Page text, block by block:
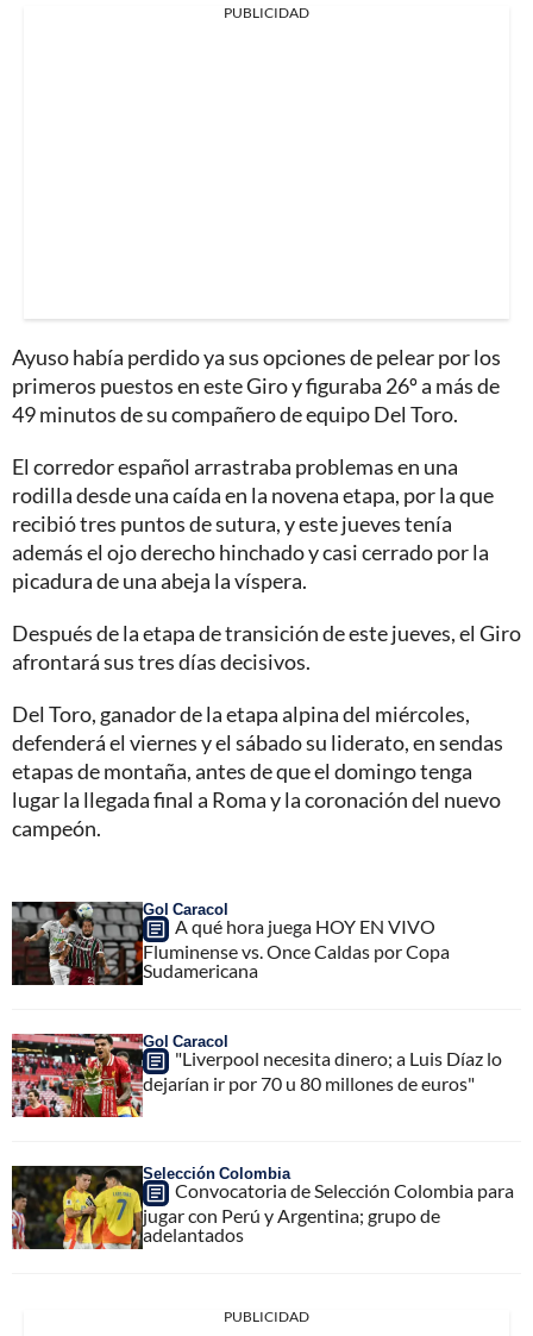
PUBLICIDAD
Ayuso había perdido ya sus opciones de pelear por los
primeros puestos en este Giro y figuraba 26º a más de
49 minutos de su compañero de equipo Del Toro.
El corredor español arrastraba problemas en una
rodilla desde una caída en la novena etapa, por la que
recibió tres puntos de sutura, y este jueves tenía
además el ojo derecho hinchado y casi cerrado por la
picadura de una abeja la víspera.
Después de la etapa de transición de este jueves, el Giro
afrontará sus tres días decisivos.
Del Toro, ganador de la etapa alpina del miércoles,
defenderá el viernes y el sábado su liderato, en sendas
etapas de montaña, antes de que el domingo tenga
lugar la llegada final a Roma y la coronación del nuevo
campeón.
Gol Caracol
A qué hora juega HOY EN VIVO
Fluminense vs. Once Caldas por Copa
Sudamericana
Gol Caracol
"Liverpool necesita dinero; a Luis Díaz lo
dejarían ir por 70 u 80 millones de euros"
Selección Colombia
Convocatoria de Selección Colombia para
jugar con Perú y Argentina; grupo de
adelantados
PUBLICIDAD